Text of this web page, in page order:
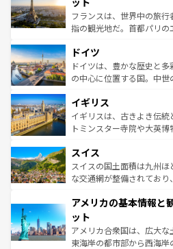
しい。
る。首都マドリードの洗
アートに溢れた街角から
せる。地方によって風土や
ンテンツ一覧を参照してほ
フランスは、世界中の旅
指の観光地だ。首都パリ
で、幅広い魅力が詰まって
聖堂、美しいビーチ、そ
から魅了する。また、フ
いる。シャンパンの発祥地
香り高いラベンダー畑な
らに、パリ以外の地域に
れる地方に足を運ぶとそれ
きるだろう。 なお
を参照してほしい。
ドイツ
ドイツは、豊かな歴史と
の中心に位置する国。中
顔を持つこの国は、どこを
ルリンの文化的活気、バ
してライン川沿いのワイ
は、お酒好きな人にはぜひ体験して
ドイツ情報はコンテンツ一
イギリス
イギリスは、古きよき伝
トミンスター寺院や大英
リアごとに異なる魅力があ
ティー、ビール好きには
戦など、本場だからこそ
ンツ一覧を参照してほしい
スイス
スイスの国土面積は九州
な交通網が整備されてお
の建物がそのまま残る町や
博物館もあり、アルプス観
ことができる。国民の所得
者向けの交通パス提供の
アメリカの基本情報と
ット
アメリカ合衆国は、広大な
東海岸の都市部から西海